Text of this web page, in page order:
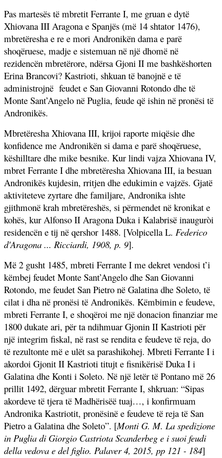
Pas martesës të mbretit Ferrante I, me gruan e dytë
Xhiovana III Aragona e Spanjës (më 14 shtator 1476),
mbretëresha e re e mori Andronikën dama e parë
shoqëruese, madje e sistemuan në një dhomë në
rezidencën mbretërore, ndërsa Gjoni II me bashkëshorten
Erina Brancovi? Kastrioti, shkuan të banojnë e të
administrojnë feudet e San Giovanni Rotondo dhe të
Monte Sant’Angelo në Puglia, feude që ishin në pronësi të
Andronikës.
Mbretëresha Xhiovana III, krijoi raporte miqësie dhe
konfidence me Andronikën si dama e parë shoqëruese,
këshilltare dhe mike besnike. Kur lindi vajza Xhiovana IV,
mbret Ferrante I dhe mbretëresha Xhiovana III, ia besuan
Andronikës kujdesin, rritjen dhe edukimin e vajzës. Gjatë
aktiviteteve zyrtare dhe familjare, Andronika ishte
gjithmonë krah mbretëreshës, si përmendet në kronikat e
kohës, kur Alfonso II Aragona Duka i Kalabrisë inauguròi
residencën e tij në qershor 1488. [Volpicella L. Federico
d'Aragona ... Ricciardi, 1908, p. 9].
Më 2 gusht 1485, mbreti Ferrante I me dekret vendosi t’i
këmbej feudet Monte Sant’Angelo dhe San Giovanni
Rotondo, me feudet San Pietro në Galatina dhe Soleto, të
cilat i dha në pronësi të Andronikës. Këmbimin e feudeve,
mbreti Ferrante I, e shoqëroi me një donacion finanziar me
1800 dukate ari, për ta ndihmuar Gjonin II Kastrioti për
një integrim fiskal, në rast se rendita e feudeve të reja, do
të rezultonte më e ulët sa parashikohej. Mbreti Ferrante I i
akordoi Gjonit II Kastrioti titujt e fisnikërisë Duka I i
Galatina dhe Konti i Soleto. Në një letër të Pontano më 26
prillit 1492, dërguar mbretit Ferrante I, shkruan: “Sipas
akordeve të tjera të Madhërisëë tuaj…, i konfirmuam
Andronika Kastriotit, pronësinë e feudeve të reja të San
Pietro a Galatina dhe Soleto”. [Monti G. M. La spedizione
in Puglia di Giorgio Castriota Scanderbeg e i suoi feudi
della vedova e del figlio. Palaver 4, 2015, pp 121 - 184]